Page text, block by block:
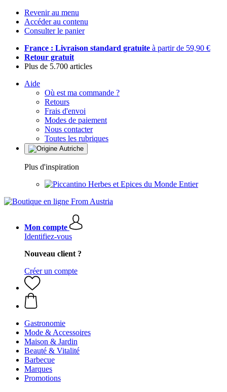
Revenir au menu
Accéder au contenu
Consulter le panier
France : Livraison standard gratuite à partir de 59,90 €
Retour gratuit
Plus de 5.700 articles
Aide
Où est ma commande ?
Retours
Frais d'envoi
Modes de paiement
Nous contacter
Toutes les rubriques
Plus d'inspiration
Herbes et Epices du Monde Entier
Mon compte
Identifiez-vous
Nouveau client ?
Créer un compte
Gastronomie
Mode & Accessoires
Maison & Jardin
Beauté & Vitalité
Barbecue
Marques
Promotions